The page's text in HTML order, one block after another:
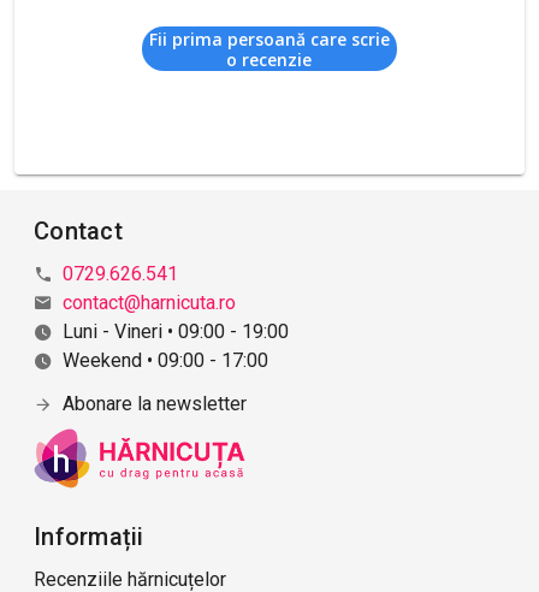
Fii prima persoană care scrie
o recenzie
Contact
0729.626.541
contact@harnicuta.ro
Luni - Vineri • 09:00 - 19:00
Weekend • 09:00 - 17:00
Abonare la newsletter
Informații
Recenziile hărnicuțelor